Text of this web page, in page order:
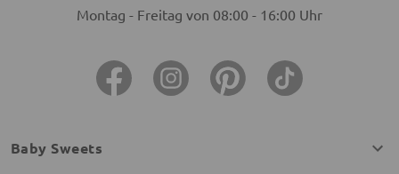
Montag - Freitag von 08:00 - 16:00 Uhr
Baby Sweets